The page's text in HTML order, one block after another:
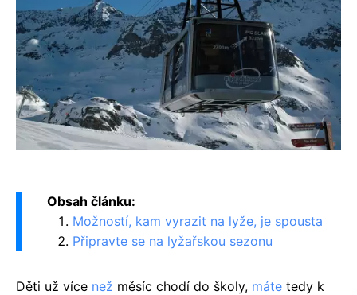
Obsah článku:
Možností, kam vyrazit na lyže, je spousta
Připravte se na lyžařskou sezonu
Děti už více než měsíc chodí do školy, máte tedy k